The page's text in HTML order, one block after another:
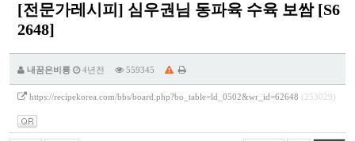
[전문가레시피] 심우권님 동파육 수육 보쌈 [S6
2648]
내꿈은비룡 4년전 559345
https://recipekorea.com/bbs/board.php?bo_table=ld_0502&wr_id=62648 (253029)